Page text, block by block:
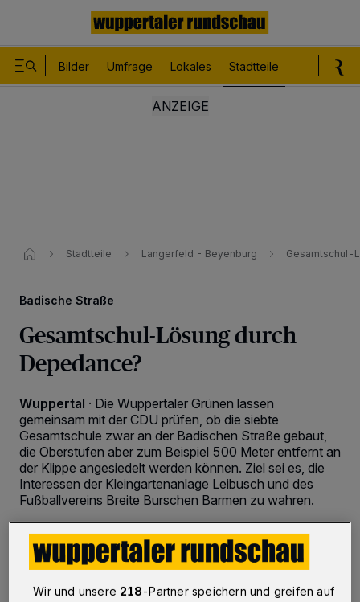
Bilder Umfrage Lokales Stadtteile
Stadtteile Langerfeld - Beyenburg Gesamtschul-
Badische Straße
Gesamtschul-Lösung durch
Depedance?
Wuppertal · Die Wuppertaler Grünen lassen
gemeinsam mit der CDU prüfen, ob die siebte
Gesamtschule zwar an der Badischen Straße gebaut,
die Oberstufen aber zum Beispiel 500 Meter entfernt an
der Klippe angesiedelt werden können. Ziel sei es, die
Interessen der Kleingartenanlage Leibusch und des
Fußballvereins Breite Burschen Barmen zu wahren.
09.05.2020 , 14:00 Uhr 2 Minuten Lesezeit
Wir und unsere 218-Partner speichern und greifen auf